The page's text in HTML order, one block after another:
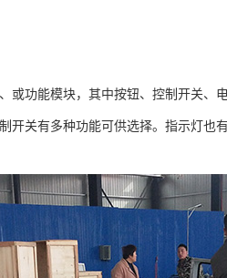
或功能模块，其中按钮、控制开关、
开关有多种功能可供选择。指示灯也